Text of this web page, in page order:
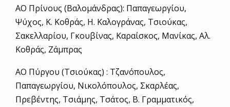
ΑΟ Πρίνους (Βαλομάνδρας): Παπαγεωργίου,
Ψύχος, Κ. Κοθράς, Η. Καλογράνας, Τσιούκας,
Σακελλαρίου, Γκουβίνας, Καραίσκος, Μανίκας, Αλ.
Κοθράς, Ζάμπρας
ΑΟ Πύργου (Τσιούκας) : Τζανόπουλος,
Παπαγεωργίου, Νικολόπουλος, Σκαρλέας,
Πρεβέντης, Τσιάμης, Τσάτος, Β. Γραμματικός,